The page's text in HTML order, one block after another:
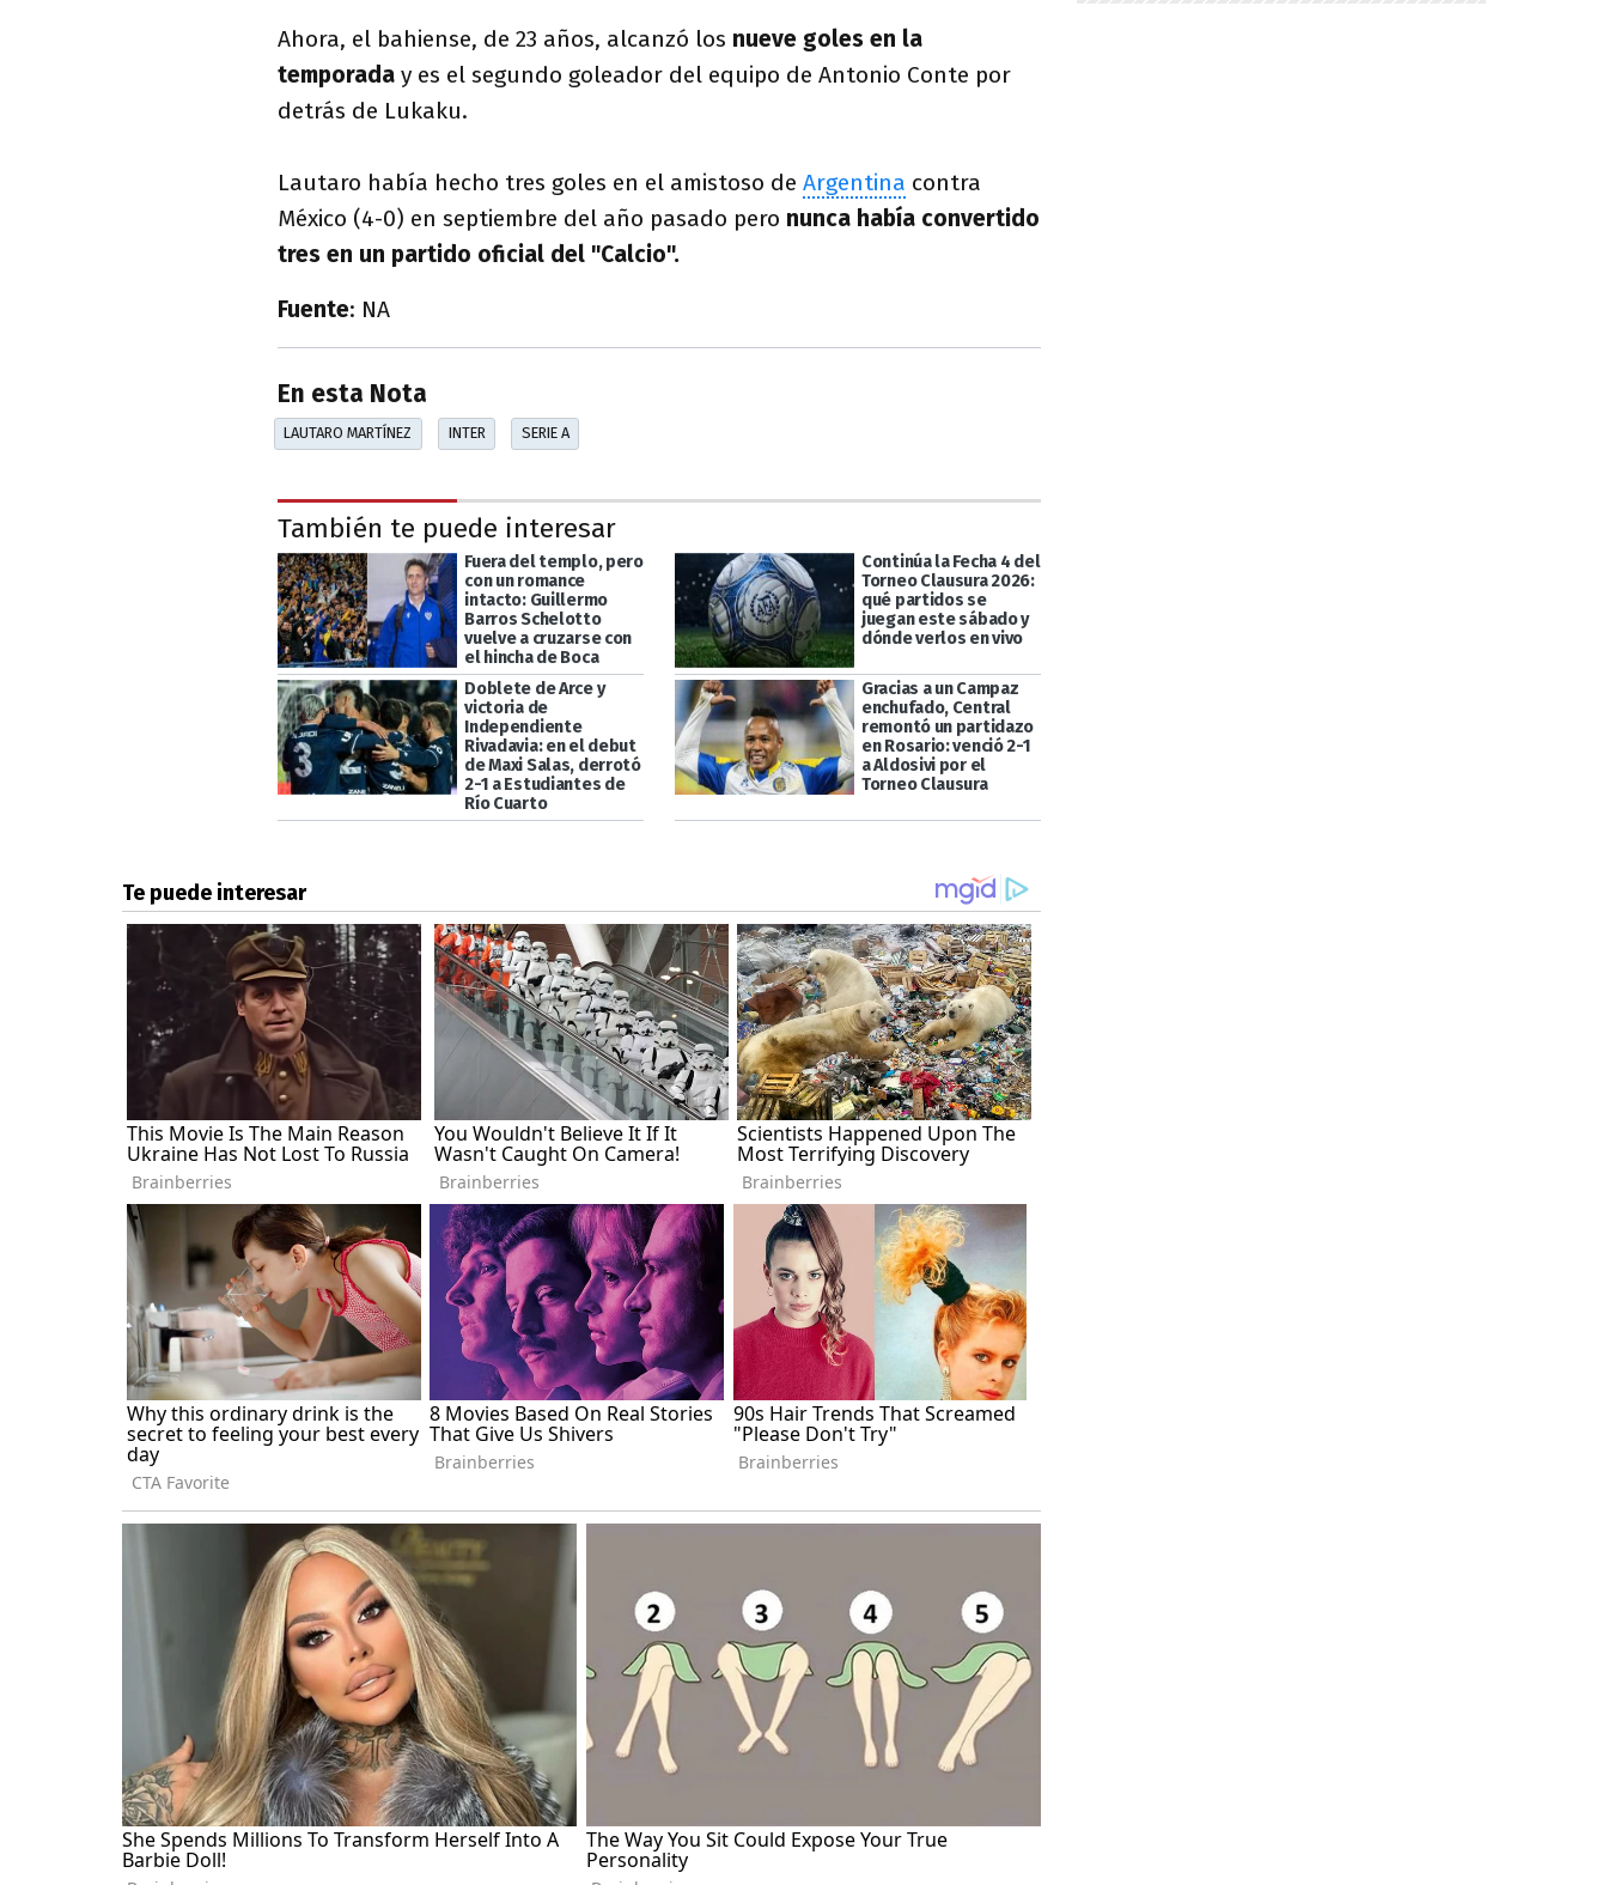
Ahora, el bahiense, de 23 años, alcanzó los nueve goles en la
temporada y es el segundo goleador del equipo de Antonio Conte por
detrás de Lukaku.
Lautaro había hecho tres goles en el amistoso de Argentina contra
México (4-0) en septiembre del año pasado pero nunca había convertido
tres en un partido oficial del "Calcio".
Fuente: NA
En esta Nota
LAUTARO MARTÍNEZ INTER SERIE A
También te puede interesar
Fuera del templo, pero
con un romance
intacto: Guillermo
Barros Schelotto
vuelve a cruzarse con
el hincha de Boca
Continúa la Fecha 4 del
Torneo Clausura 2026:
qué partidos se
juegan este sábado y
dónde verlos en vivo
Doblete de Arce y
victoria de
Independiente
Rivadavia: en el debut
de Maxi Salas, derrotó
2-1 a Estudiantes de
Río Cuarto
Gracias a un Campaz
enchufado, Central
remontó un partidazo
en Rosario: venció 2-1
a Aldosivi por el
Torneo Clausura